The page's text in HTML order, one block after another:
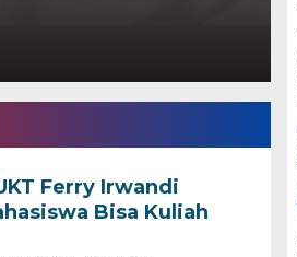
Ferry Irwandi
Bisa Kuliah